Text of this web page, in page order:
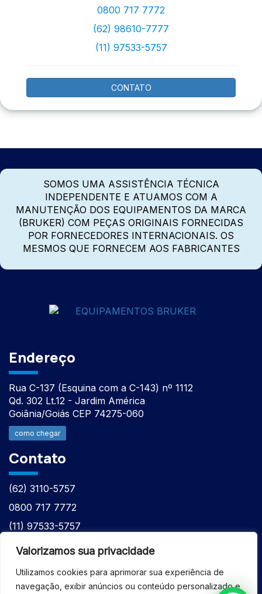
Valorizamos sua privacidade
Utilizamos cookies para aprimorar sua experiência de
navegação, exibir anúncios ou conteúdo personalizado e
0800 717 7772
(62) 98610-7777
(11) 97533-5757
CONTATO
SOMOS UMA ASSISTÊNCIA TÉCNICA
INDEPENDENTE E ATUAMOS COM A
MANUTENÇÃO DOS EQUIPAMENTOS DA MARCA
(BRUKER) COM PEÇAS ORIGINAIS FORNECIDAS
POR FORNECEDORES INTERNACIONAIS. OS
MESMOS QUE FORNECEM AOS FABRICANTES
Endereço
Rua C-137 (Esquina com a C-143) nº 1112
Qd. 302 Lt.12 - Jardim América
Goiânia/Goiás CEP 74275-060
como chegar
Contato
(62) 3110-5757
0800 717 7772
(11) 97533-5757
(62) 98610-7777